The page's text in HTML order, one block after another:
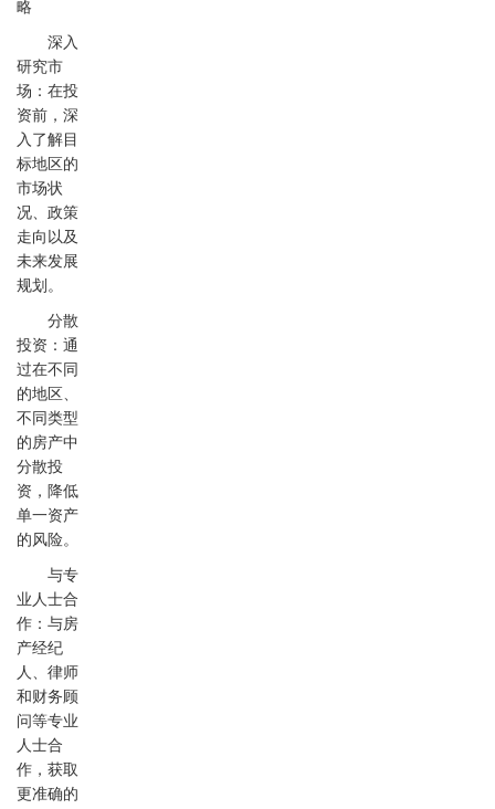
略
深入
研究市
场：在投
资前，深
入了解目
标地区的
市场状
况、政策
走向以及
未来发展
规划。
分散
投资：通
过在不同
的地区、
不同类型
的房产中
分散投
资，降低
单一资产
的风险。
与专
业人士合
作：与房
产经纪
人、律师
和财务顾
问等专业
人士合
作，获取
更准确的